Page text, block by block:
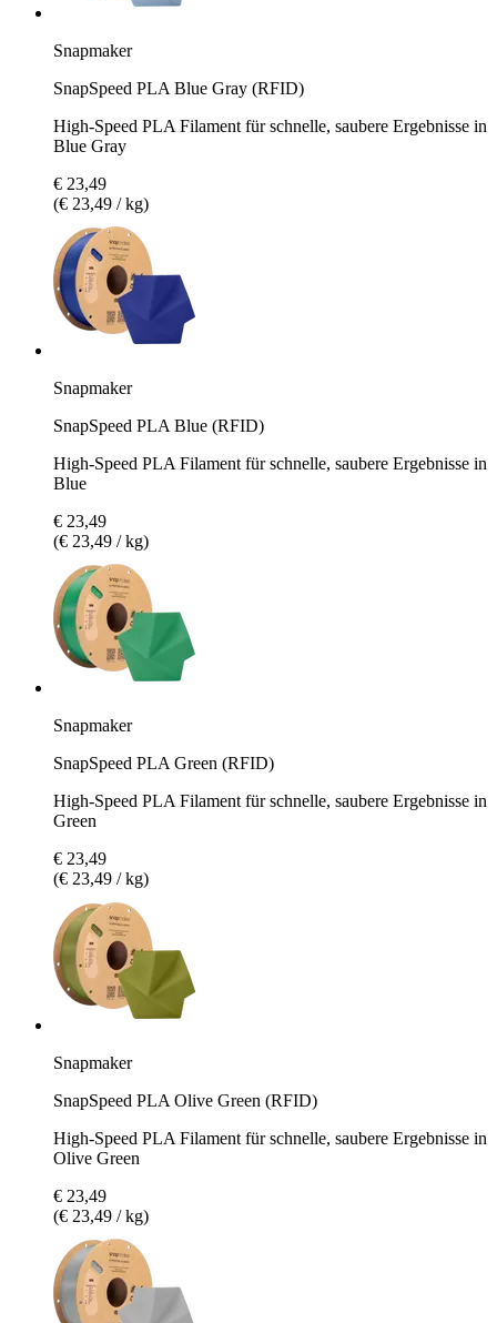
Snapmaker
SnapSpeed PLA Blue Gray (RFID)
High-Speed PLA Filament für schnelle, saubere Ergebnisse in
Blue Gray
€ 23,49
(€ 23,49 / kg)
Snapmaker
SnapSpeed PLA Blue (RFID)
High-Speed PLA Filament für schnelle, saubere Ergebnisse in
Blue
€ 23,49
(€ 23,49 / kg)
Snapmaker
SnapSpeed PLA Green (RFID)
High-Speed PLA Filament für schnelle, saubere Ergebnisse in
Green
€ 23,49
(€ 23,49 / kg)
Snapmaker
SnapSpeed PLA Olive Green (RFID)
High-Speed PLA Filament für schnelle, saubere Ergebnisse in
Olive Green
€ 23,49
(€ 23,49 / kg)